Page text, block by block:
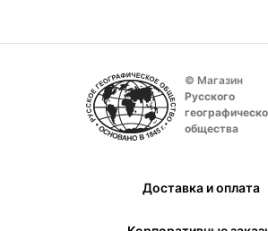
© Магазин
Русского
общества
Доставка и оплата